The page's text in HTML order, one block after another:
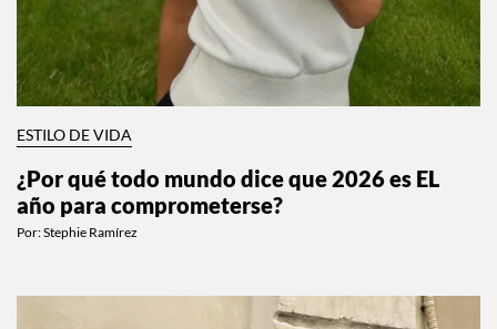
ESTILO DE VIDA
¿Por qué todo mundo dice que 2026 es EL
año para comprometerse?
Por:Stephie Ramírez